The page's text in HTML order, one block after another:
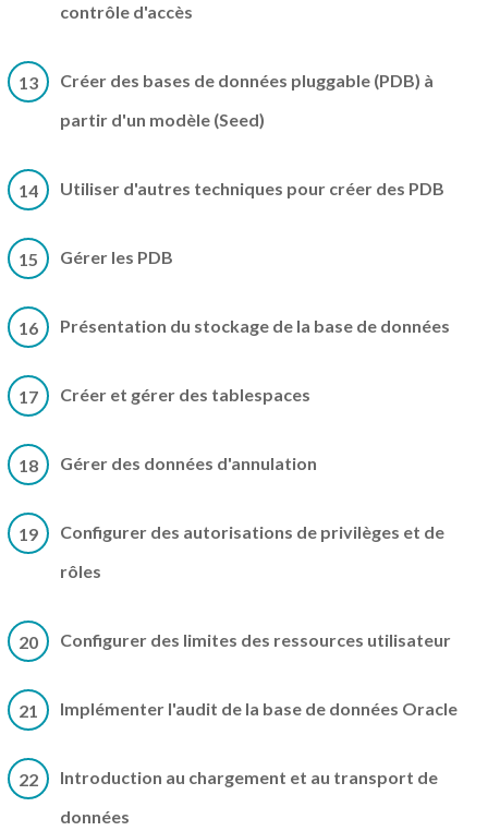
contrôle d'accès
13
Créer des bases de données pluggable (PDB) à
partir d'un modèle (Seed)
14 Utiliser d'autres techniques pour créer des PDB
15 Gérer les PDB
16 Présentation du stockage de la base de données
17 Créer et gérer des tablespaces
18 Gérer des données d'annulation
19
Configurer des autorisations de privilèges et de
rôles
20 Configurer des limites des ressources utilisateur
21 Implémenter l'audit de la base de données Oracle
22
Introduction au chargement et au transport de
données